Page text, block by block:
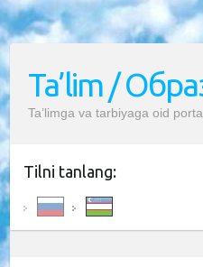
Ta’lim /
Ta’limga va tarbiyaga oid
Tilni tanlang: